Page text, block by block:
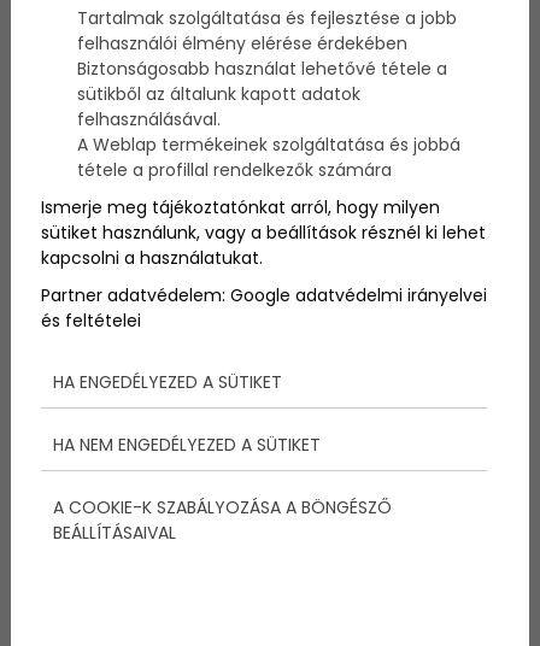
Egyingatlanhirdetést könnyű feladni akármelyik
online apróhirdetésben, vagy a közösségi média
felületein. Fontosabb azonban, hogy figyeljünk
azokra az apróságokra, amelyektől sokkal kelendőbb
lesz ingatlanunk. Nem mindegy, milyen szöveget
használunk, milyen képeket, és persze, hogy
Tartalmak szolgáltatása és fejlesztése a jobb
felhasználói élmény elérése érdekében
Biztonságosabb használat lehetővé tétele a
sütikből az általunk kapott adatok
felhasználásával.
A Weblap termékeinek szolgáltatása és jobbá
tétele a profillal rendelkezők számára
Ismerje meg tájékoztatónkat arról, hogy milyen
sütiket használunk, vagy a beállítások résznél ki lehet
kapcsolni a használatukat.
Partner adatvédelem: Google adatvédelmi irányelvei
és feltételei
HA ENGEDÉLYEZED A SÜTIKET
HA NEM ENGEDÉLYEZED A SÜTIKET
A COOKIE-K SZABÁLYOZÁSA A BÖNGÉSZŐ
BEÁLLÍTÁSAIVAL